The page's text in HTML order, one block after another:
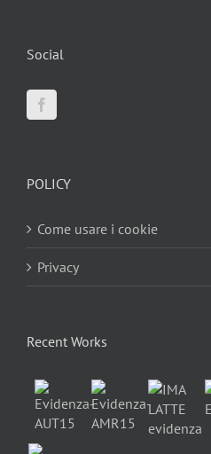
Social
POLICY
Come usare i cookie
Privacy
Recent Works